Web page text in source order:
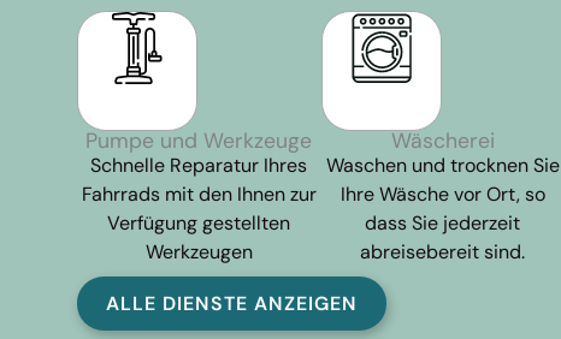
Pumpe und Werkzeuge
Schnelle Reparatur Ihres
Fahrrads mit den Ihnen zur
Verfügung gestellten
Werkzeugen
Wäscherei
Waschen und trocknen Sie
Ihre Wäsche vor Ort, so
dass Sie jederzeit
abreisebereit sind.
ALLE DIENSTE ANZEIGEN